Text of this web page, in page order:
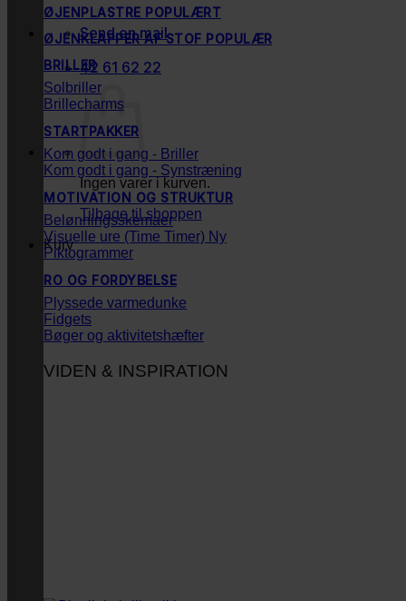
Send en mail
42 61 62 22
Ingen varer i kurven.
Tilbage til shoppen
Kurv
ØJENPLASTRE
ØJENKLAPPER AF STOF
BRILLER
Solbriller
Brillecharms
STARTPAKKER
Kom godt i gang - Briller
Kom godt i gang - Synstræning
MOTIVATION OG STRUKTUR
Belønningsskemaer
Visuelle ure (Time Timer)
Piktogrammer
RO OG FORDYBELSE
Plyssede varmedunke
Fidgets
Bøger og aktivitetshæfter
VIDEN & INSPIRATION